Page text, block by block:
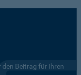
den Beitrag für Ihren